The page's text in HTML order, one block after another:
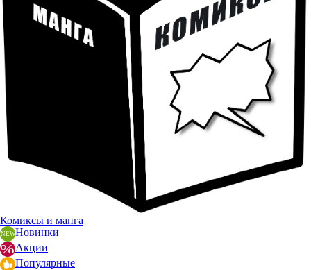
Комиксы и манга
Новинки
Акции
Популярные